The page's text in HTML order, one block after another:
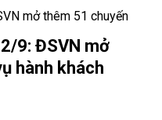
9: ĐSVN mở
hành khách